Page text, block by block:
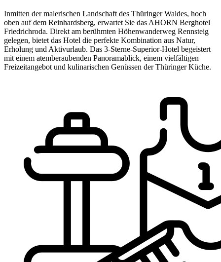
Inmitten der malerischen Landschaft des Thüringer Waldes, hoch
oben auf dem Reinhardsberg, erwartet Sie das AHORN Berghotel
Friedrichroda. Direkt am berühmten Höhenwanderweg Rennsteig
gelegen, bietet das Hotel die perfekte Kombination aus Natur,
Erholung und Aktivurlaub. Das 3-Sterne-Superior-Hotel begeistert
mit einem atemberaubenden Panoramablick, einem vielfältigen
Freizeitangebot und kulinarischen Genüssen der Thüringer Küche.